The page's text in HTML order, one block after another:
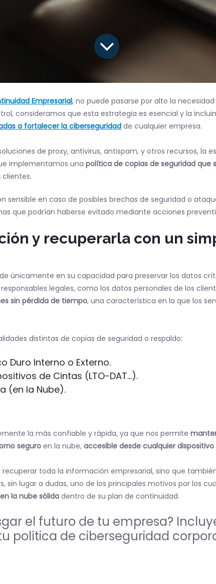
Empresarial, no puede pasarse por alto la
consideramos que esta estrategia es esencial y la
a fortalecer la ciberseguridad de cualquier empresa.
de proxy, antivirus, antispam, y otros recursos, la
implementamos una política de copias de seguridad que
clientes.
sensible en caso de posibles brechas de seguridad o
que podrían haberse evitado mediante acciones
y recuperarla con un
únicamente en su capacidad para preservar los datos
legales, como los datos personales de los
sin pérdida de tiempo, una característica en la que los
distintas de copias de seguridad o respaldo:
Duro Interno o Externo.
de Cintas (LTO-DAT...).
(en la Nube).
la más confiable y rápida, ya que nos permite
seguro en la nube, accesible desde cualquier
toda la información empresarial, sino que
sin lugar a dudas, uno de los principales motivos por los
la nube sólida dentro de su plan de continuidad.
el futuro de tu empresa?
política de ciberseguridad